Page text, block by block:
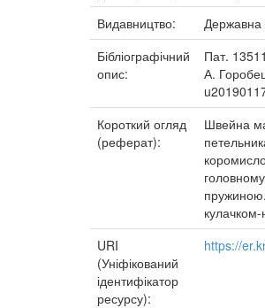
Видавництво:
Державна
Бібліографічний
опис:
Пат.
А.
Короткий огляд
(реферат):
Швейна
URI
(Уніфікований
ідентифікатор
ресурсу):
https://